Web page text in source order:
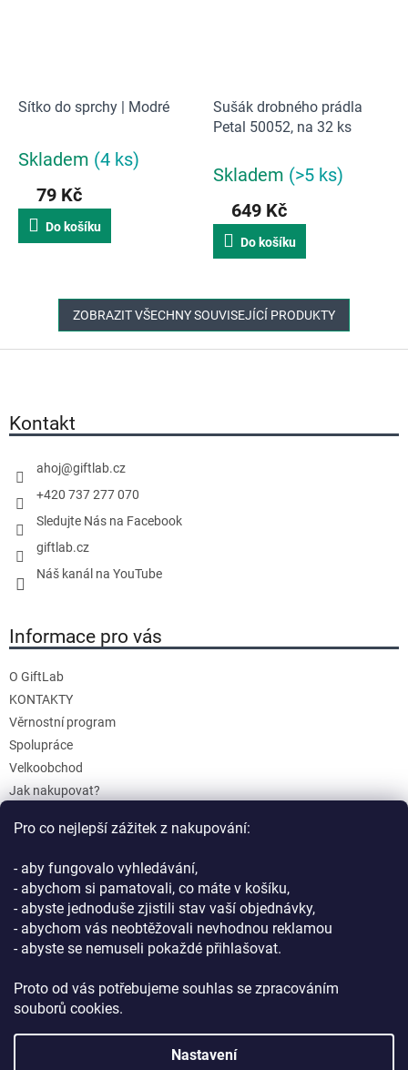
Pro co nejlepší zážitek z nakupování:
- aby fungovalo vyhledávání,
- abychom si pamatovali, co máte v košíku,
- abyste jednoduše zjistili stav vaší objednávky,
- abychom vás neobtěžovali nevhodnou reklamou
- abyste se nemuseli pokaždé přihlašovat.
Proto od vás potřebujeme souhlas se zpracováním
souborů cookies.
Nastavení
Sítko do sprchy | Modré
Průměrné
produktu
je
5,0
z
Skladem (4 ks)
79 Kč
Do košíku
Sušák drobného prádla
Petal 50052, na 32 ks
Skladem (>5 ks)
649 Kč
Do košíku
ZOBRAZIT VŠECHNY SOUVISEJÍCÍ PRODUKTY
Kontakt
ahoj@giftlab.cz
+420 737 277 070
Sledujte Nás na Facebook
giftlab.cz
Náš kanál na YouTube
Informace pro vás
O GiftLab
KONTAKTY
Věrnostní program
Spolupráce
Velkoobchod
Jak nakupovat?
Reklamace a Vrácení
Obchodní podmínky
Podmínky ochrany osobních údajů